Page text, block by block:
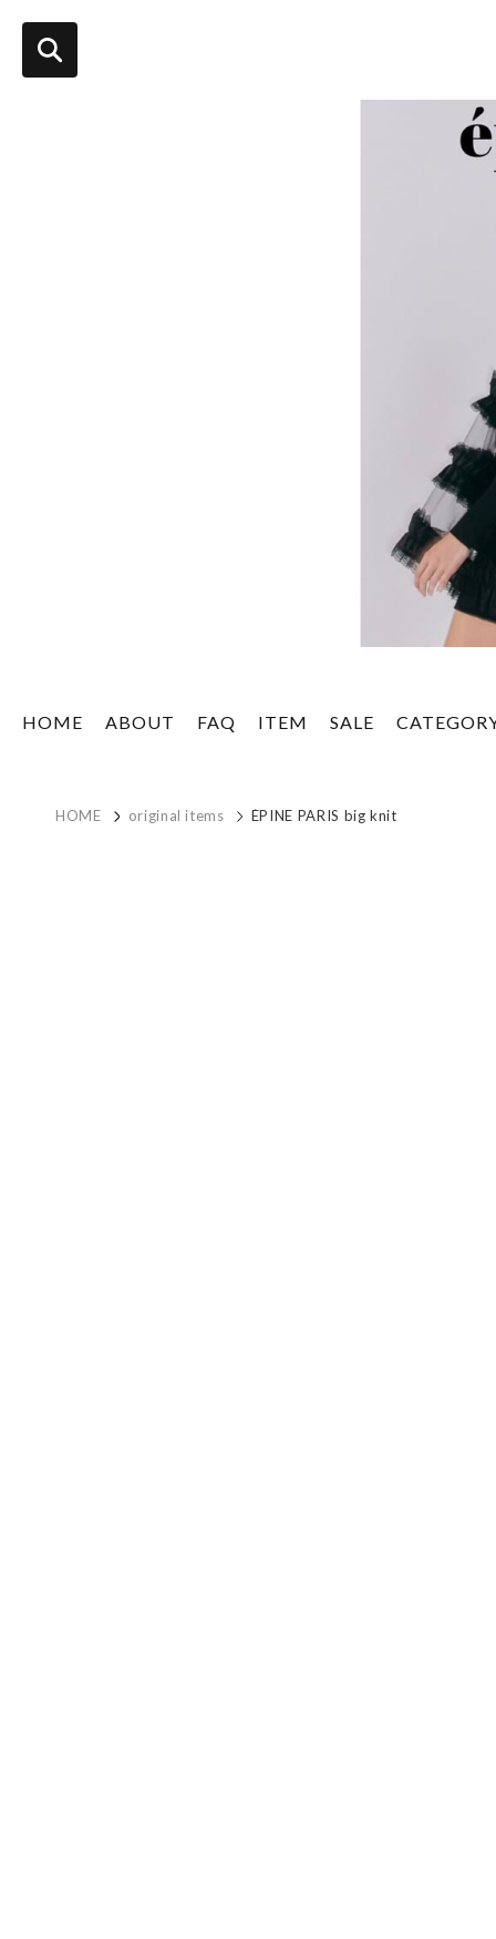
HOME ABOUT FAQ ITEM SALE
HOME original items ÉPINE PARIS big knit